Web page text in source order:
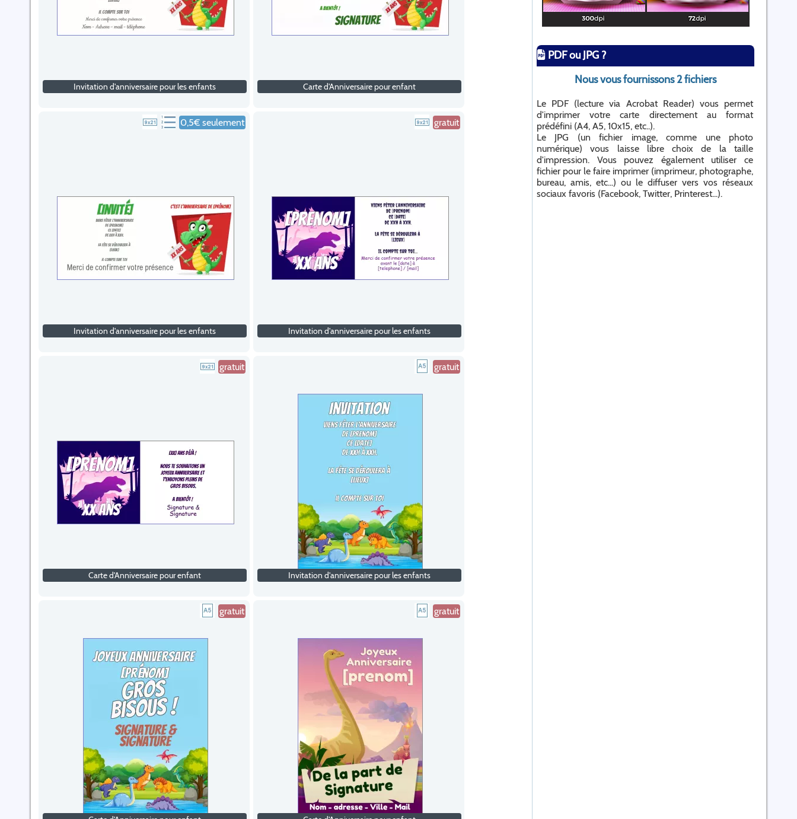
Invitation d'anniversaire pour les enfants Carte d'Anniversaire pour enfant
0,5€ seulement
Invitation d'anniversaire pour les enfants
gratuit
Invitation d'anniversaire pour les enfants
gratuit
Carte d'Anniversaire pour enfant
gratuit
Invitation d'anniversaire pour les enfants
gratuit gratuit
PDF ou JPG ?
Nous vous fournissons 2 fichiers
Le PDF (lecture via Acrobat Reader) vous permet
d'imprimer votre carte directement au format
prédéfini (A4, A5, 10x15, etc..).
Le JPG (un fichier image, comme une photo
numérique) vous laisse libre choix de la taille
d'impression. Vous pouvez également utiliser ce
fichier pour le faire imprimer (imprimeur, photographe,
bureau, amis, etc...) ou le diffuser vers vos réseaux
sociaux favoris (Facebook, Twitter, Printerest...).